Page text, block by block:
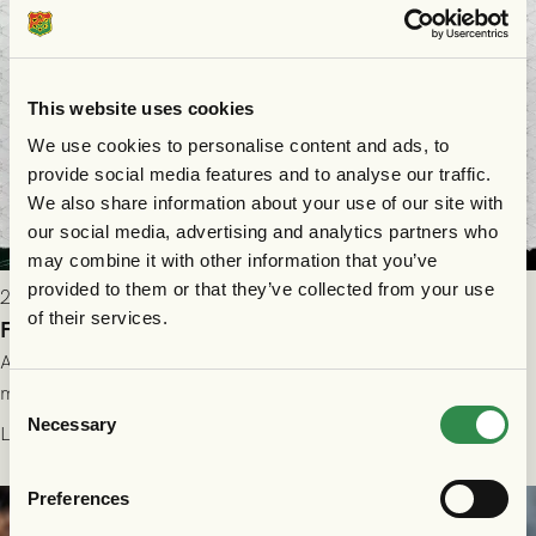
This website uses cookies
We use cookies to personalise content and ads, to
provide social media features and to analyse our traffic.
We also share information about your use of our site with
our social media, advertising and analytics partners who
may combine it with other information that you’ve
provided to them or that they’ve collected from your use
of their services.
Consent
Selection
Necessary
Preferences
2026-07-28 17:36
FC Nordsjælland borta: Biljettuthämtning
All information om hur du byter ditt värdebevis mot
matchbiljett på plats i Danmark, samt vad som gäller för dig
som står på reservlista eller fått förhinder.
Läs mer